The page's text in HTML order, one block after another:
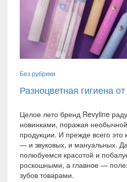
Без рубрики
Разноцветная гигиена
Целое лето бренд Revyline
новинками, поражая
продукции. И прежде всего это
— и звуковых, и мануальных.
полюбуемся красотой и
роскошными, а главное —
зубов товарами.